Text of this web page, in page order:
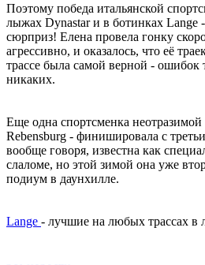
Поэтому победа итальянской
лыжах Dynastar и в ботинках Lange
сюрприз! Елена провела гонку
агрессивно, и оказалось, что её
трассе была самой верной - ошибок
никаких.
Еще одна спортсменка
Rebensburg - финишировала с
вообще говоря, известна как
слаломе, но этой зимой она уже
подиум в даунхилле.
Lange - лучшие на любых трассах в